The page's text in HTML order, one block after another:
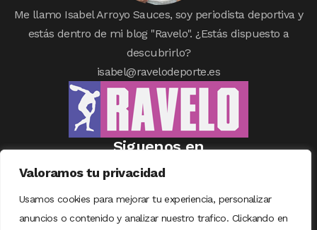
Valoramos tu privacidad
Usamos cookies para mejorar tu experiencia, personalizar
anuncios o contenido y analizar nuestro trafico. Clickando en
Me llamo Isabel Arroyo Sauces, soy periodista deportiva y
estás dentro de mi blog "Ravelo". ¿Estás dispuesto a
descubrirlo?
isabel@ravelodeporte.es
Siguenos en